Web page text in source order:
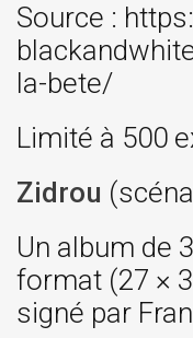
Source :
la-bete/
Limité à 500
Zidrou
Un album de
format (27 ×
signé par